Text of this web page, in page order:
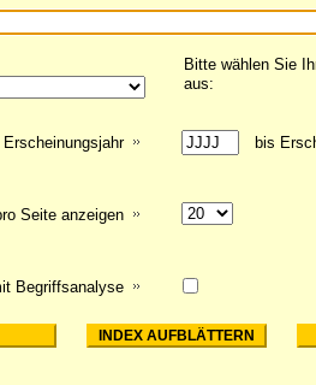
Bitte wählen Sie
aus:
Begriffsanalyse
bis
Seite anzeigen